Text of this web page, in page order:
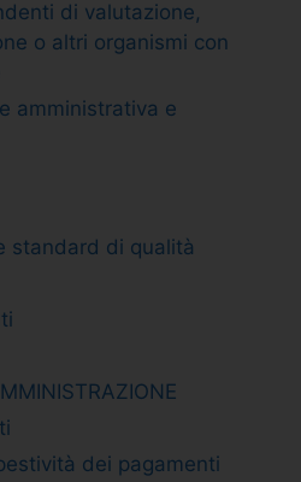
di valutazione,
o altri organismi con
amministrativa e
standard di qualità
dei pagamenti